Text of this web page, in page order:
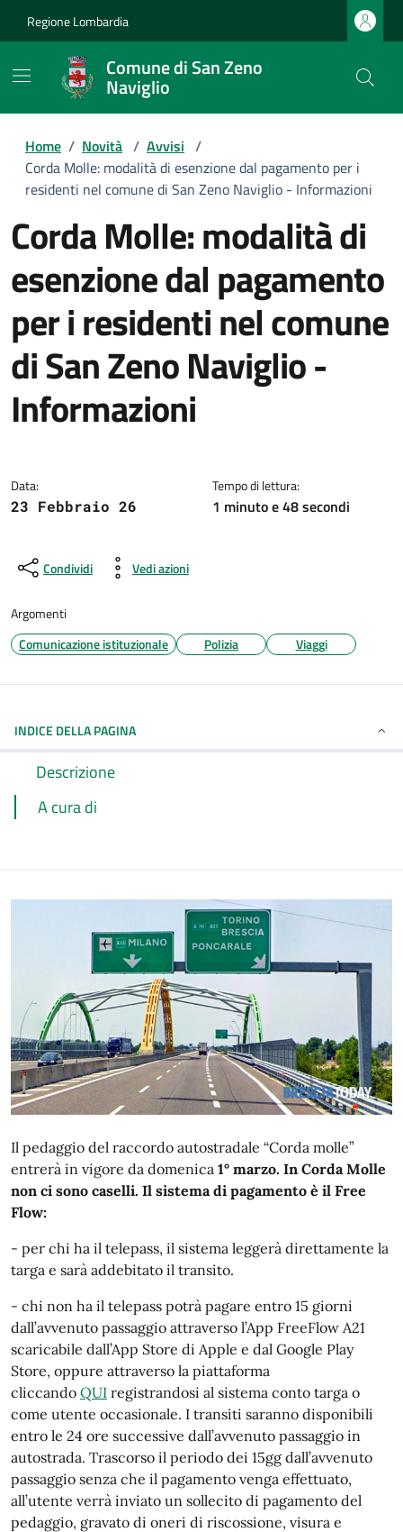
Regione Lombardia
Comune di San Zeno
Naviglio
Home / Novità / Avvisi /
Corda Molle: modalità di esenzione dal pagamento per i
residenti nel comune di San Zeno Naviglio - Informazioni
Corda Molle: modalità di
esenzione dal pagamento
per i residenti nel comune
di San Zeno Naviglio -
Informazioni
Data:
23 Febbraio 26
Tempo di lettura:
1 minuto e 48 secondi
Condividi Vedi azioni
Argomenti
Comunicazione istituzionale
Polizia Viaggi
INDICE DELLA PAGINA
Descrizione
A cura di
Il pedaggio del raccordo autostradale “Corda molle”
entrerà in vigore da domenica 1° marzo. In Corda Molle
non ci sono caselli. Il sistema di pagamento è il Free
Flow:
- per chi ha il telepass, il sistema leggerà direttamente la
targa e sarà addebitato il transito.
- chi non ha il telepass potrà pagare entro 15 giorni
dall’avvenuto passaggio attraverso l’App FreeFlow A21
scaricabile dall’App Store di Apple e dal Google Play
Store, oppure attraverso la piattaforma
cliccando QUI registrandosi al sistema conto targa o
come utente occasionale. I transiti saranno disponibili
entro le 24 ore successive dall’avvenuto passaggio in
autostrada. Trascorso il periodo dei 15gg dall’avvenuto
passaggio senza che il pagamento venga effettuato,
all’utente verrà inviato un sollecito di pagamento del
pedaggio, gravato di oneri di riscossione, visura e